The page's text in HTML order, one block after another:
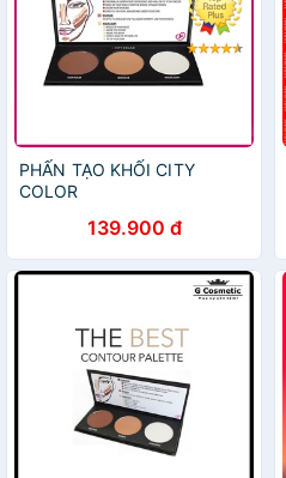
PHẤN TẠO KHỐI CITY
COLOR
139.900 đ